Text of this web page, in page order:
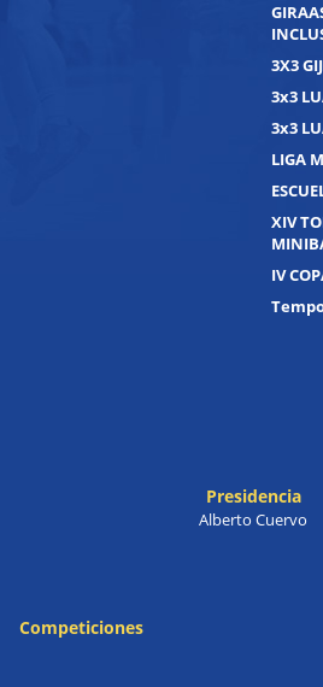
3X3
3x3
3x3
LIGA
XIV
IV
Presidencia
Alberto Cuervo
Competiciones